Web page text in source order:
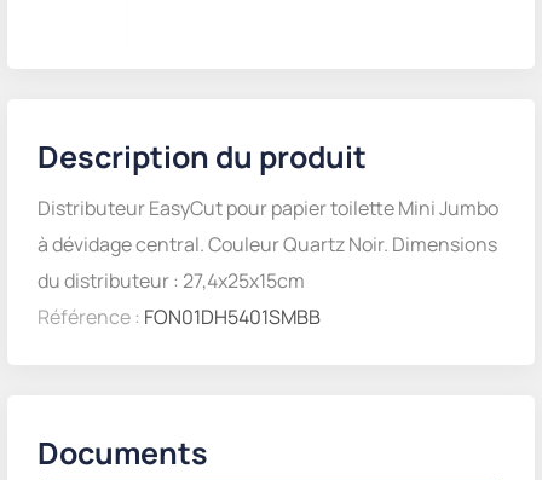
Description du produit
Distributeur EasyCut pour papier toilette Mini Jumbo
à dévidage central. Couleur Quartz Noir. Dimensions
du distributeur : 27,4x25x15cm
Référence : FON01DH5401SMBB
Documents